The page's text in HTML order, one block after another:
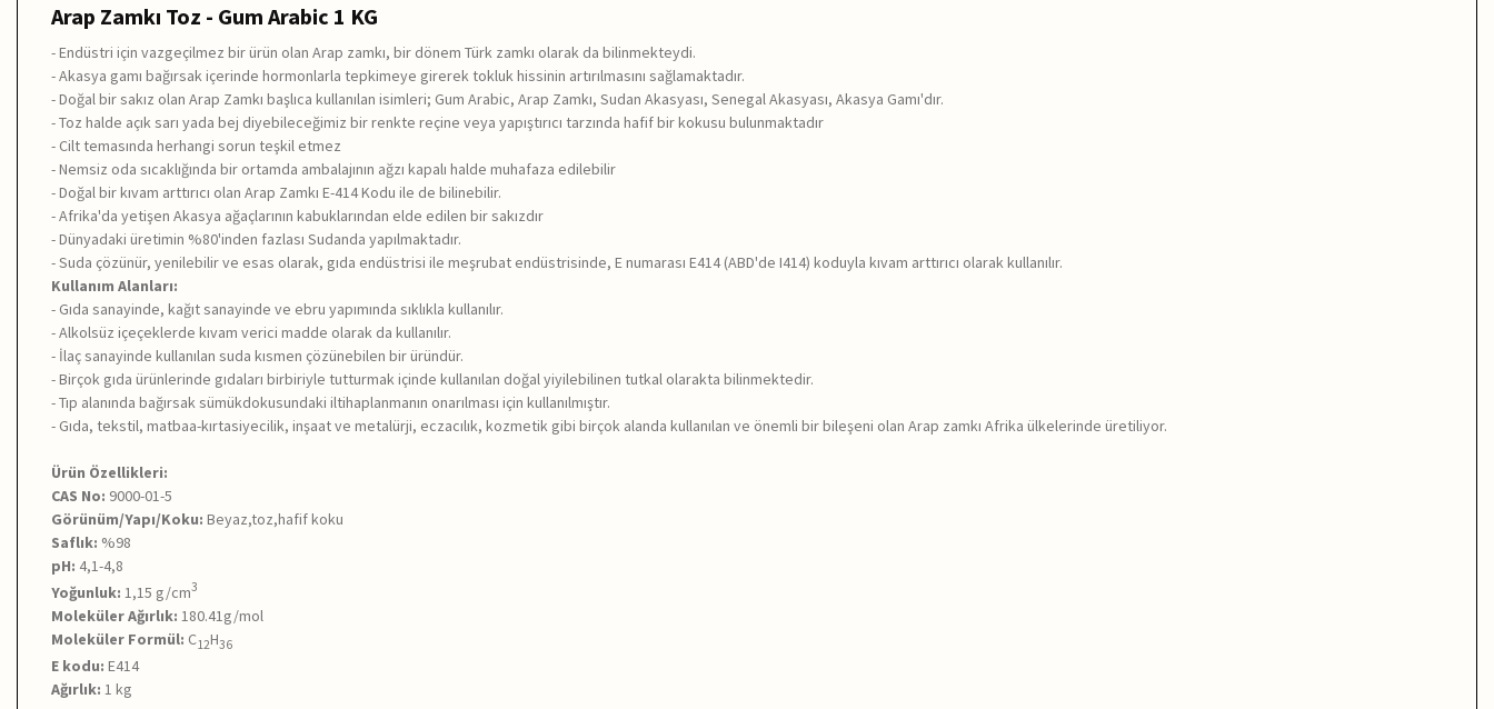
Arap Zamkı Toz - Gum Arabic 1 KG
- Endüstri için vazgeçilmez bir ürün olan Arap zamkı, bir dönem Türk zamkı olarak da bilinmekteydi.
- Akasya gamı bağırsak içerinde hormonlarla tepkimeye girerek tokluk hissinin artırılmasını sağlamaktadır.
- Doğal bir sakız olan Arap Zamkı başlıca kullanılan isimleri; Gum Arabic, Arap Zamkı, Sudan Akasyası, Senegal Akasyası, Akasya Gamı'dır.
- Toz halde açık sarı yada bej diyebileceğimiz bir renkte reçine veya yapıştırıcı tarzında hafif bir kokusu bulunmaktadır
- Cilt temasında herhangi sorun teşkil etmez
- Nemsiz oda sıcaklığında bir ortamda ambalajının ağzı kapalı halde muhafaza edilebilir
- Doğal bir kıvam arttırıcı olan Arap Zamkı E-414 Kodu ile de bilinebilir.
- Afrika'da yetişen Akasya ağaçlarının kabuklarından elde edilen bir sakızdır
- Dünyadaki üretimin %80'inden fazlası Sudanda yapılmaktadır.
- Suda çözünür, yenilebilir ve esas olarak, gıda endüstrisi ile meşrubat endüstrisinde, E numarası E414 (ABD'de I414) koduyla kıvam arttırıcı olarak kullanılır.
Kullanım Alanları:
- Gıda sanayinde, kağıt sanayinde ve ebru yapımında sıklıkla kullanılır.
- Alkolsüz içeçeklerde kıvam verici madde olarak da kullanılır.
- İlaç sanayinde kullanılan suda kısmen çözünebilen bir üründür.
- Birçok gıda ürünlerinde gıdaları birbiriyle tutturmak içinde kullanılan doğal yiyilebilinen tutkal olarakta bilinmektedir.
- Tıp alanında bağırsak sümükdokusundaki iltihaplanmanın onarılması için kullanılmıştır.
- Gıda, tekstil, matbaa-kırtasiyecilik, inşaat ve metalürji, eczacılık, kozmetik gibi birçok alanda kullanılan ve önemli bir bileşeni olan Arap zamkı Afrika ülkelerinde üretiliyor.
Ürün Özellikleri:
CAS No: 9000-01-5
Görünüm/Yapı/Koku: Beyaz,toz,hafif koku
Saflık: %98
pH: 4,1-4,8
Yoğunluk: 1,15 g/cm3
Moleküler Ağırlık: 180.41g/mol
Moleküler Formül: C12H36
E kodu: E414
Ağırlık: 1 kg